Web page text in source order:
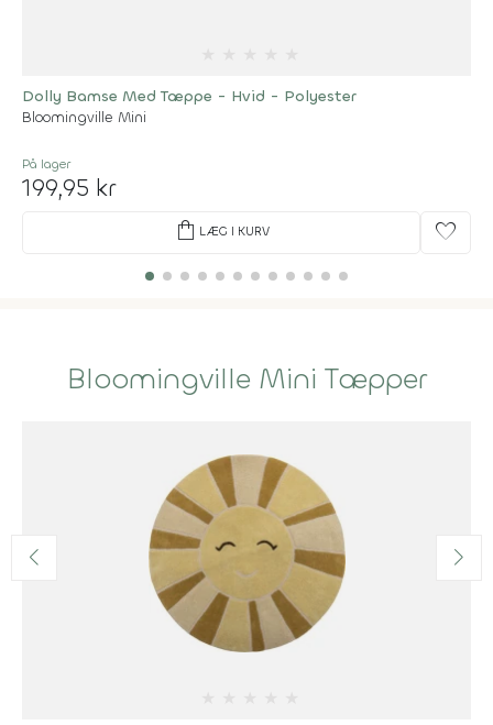
Dolly Bamse Med Tæppe - Hvid - Polyester
Bloomingville Mini
På lager
199,95 kr
shopping_bag LÆG I KURV favorite
Bloomingville Mini Tæpper